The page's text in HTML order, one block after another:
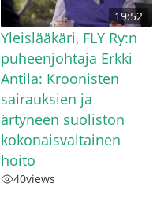
19:52
Yleislääkäri, FLY Ry:n
puheenjohtaja Erkki
Antila: Kroonisten
sairauksien ja
ärtyneen suoliston
kokonaisvaltainen
hoito
40views